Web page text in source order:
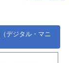
（デジタル・マニ